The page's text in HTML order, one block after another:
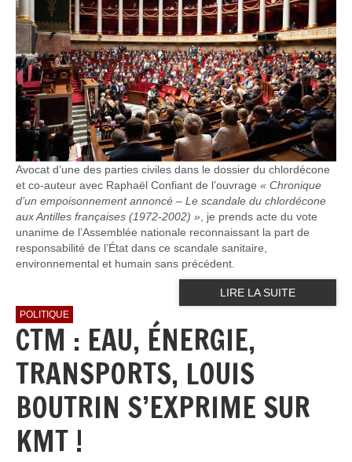
Avocat d’une des parties civiles dans le dossier du chlordécone
et co-auteur avec Raphaël Confiant de l’ouvrage « Chronique
d’un empoisonnement annoncé – Le scandale du chlordécone
aux Antilles françaises (1972-2002) » , je prends acte du vote
unanime de l’Assemblée nationale reconnaissant la part de
responsabilité de l’État dans ce scandale sanitaire,
environnemental et humain sans précédent.
LIRE LA SUITE
POLITIQUE
CTM : EAU, ÉNERGIE,
TRANSPORTS, LOUIS
BOUTRIN S’EXPRIME SUR
KMT !